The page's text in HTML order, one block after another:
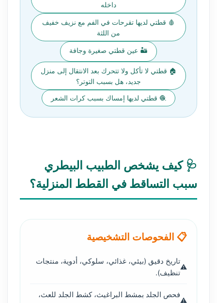
داخله
🩸 قطتي لديها تقرحات في الفم مع نزيف خفيف
من اللثة
🏜️ عين قطتي صغيرة وجافة
🏠 قطتي لا تأكل ولا تتحرك بعد الانتقال إلى منزل
جديد، هل بسبب التوتر؟
🧶 قطتي لديها إمساك بسبب كرات الشعر
🩺 كيف يشخص الطبيب البيطري
سبب التساقط في القطط المنزلية؟
📋 الفحوصات التشخيصية
تاريخ دقيق (بيئي، غذائي، سلوكي، أدوية، منتجات
تنظيف).
فحص الجلد بمشط البراغيث، كشط الجلد للعث،